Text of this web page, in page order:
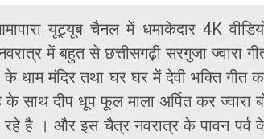
यूट्यूब चैनल में धमाकेदार 4K
में बहुत से छत्तीसगढ़ी सरगुजा ज्वारा
मंदिर तथा घर घर में देवी भक्ति गीत
साथ दीप धूप फूल माला अर्पित कर ज्वारा
रहे है । और इस चैत्र नवरात्र के पावन पर्व